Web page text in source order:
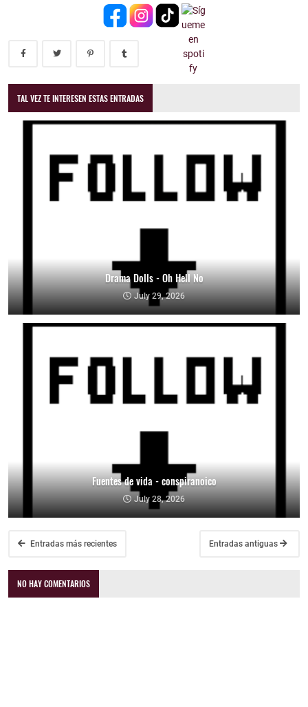
TAL VEZ TE INTERESEN ESTAS ENTRADAS
Drama Dolls - Oh Hell No
July 29, 2026
Fuentes de vida - conspiranoico
July 28, 2026
Entradas más recientes Entradas antiguas
NO HAY COMENTARIOS